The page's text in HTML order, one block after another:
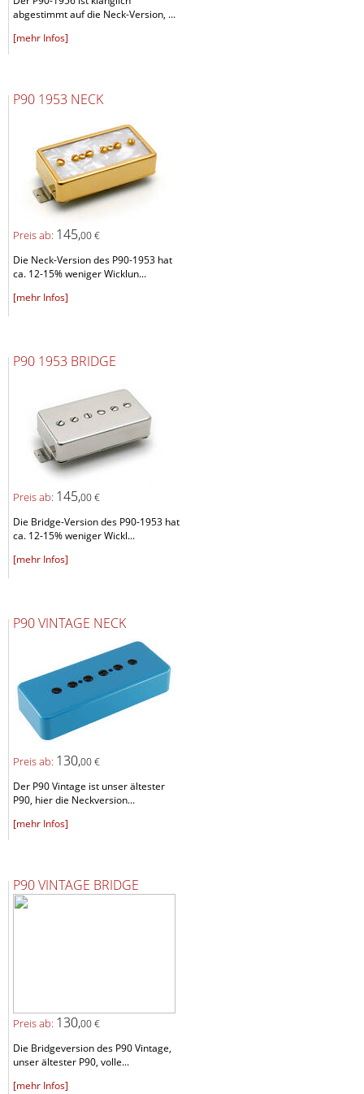
abgestimmt auf die Neck-Version, ...
[mehr Infos]
P90 1953 NECK
Preis ab: 145,00 €
Die Neck-Version des P90-1953 hat
ca. 12-15% weniger Wicklun...
[mehr Infos]
P90 1953 BRIDGE
Preis ab: 145,00 €
Die Bridge-Version des P90-1953 hat
ca. 12-15% weniger Wickl...
[mehr Infos]
P90 VINTAGE NECK
Preis ab: 130,00 €
Der P90 Vintage ist unser ältester
P90, hier die Neckversion...
[mehr Infos]
P90 VINTAGE BRIDGE
Preis ab: 130,00 €
Die Bridgeversion des P90 Vintage,
unser ältester P90, volle...
[mehr Infos]